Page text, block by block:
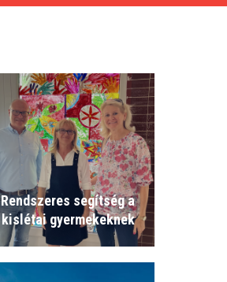
Rendszeres segítség a
kislétai gyermekeknek